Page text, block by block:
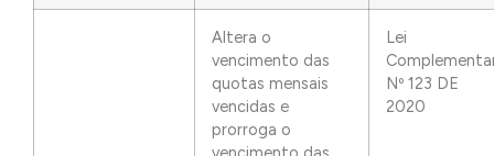
Altera o
vencimento das
quotas mensais
vencidas e
prorroga o
Lei
Nº 123 DE
2020